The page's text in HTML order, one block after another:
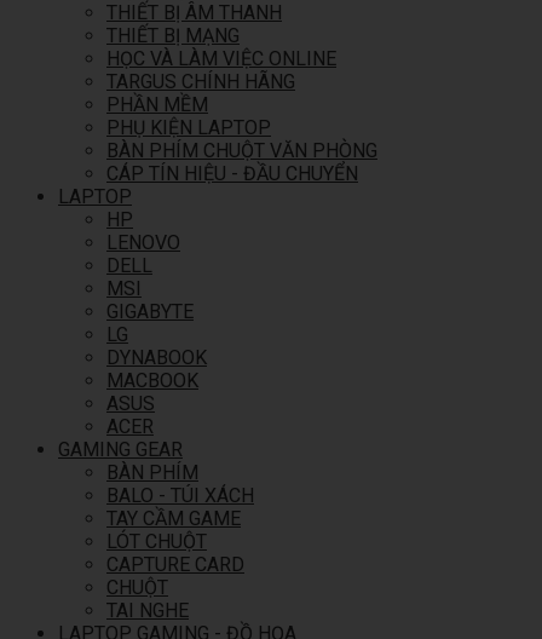
THIẾT BỊ ÂM THANH
THIẾT BỊ MẠNG
HỌC VÀ LÀM VIỆC ONLINE
TARGUS CHÍNH HÃNG
PHẦN MỀM
PHỤ KIỆN LAPTOP
BÀN PHÍM CHUỘT VĂN PHÒNG
CÁP TÍN HIỆU - ĐẦU CHUYỂN
LAPTOP
HP
LENOVO
DELL
MSI
GIGABYTE
LG
DYNABOOK
MACBOOK
ASUS
ACER
GAMING GEAR
BÀN PHÍM
BALO - TÚI XÁCH
TAY CẦM GAME
LÓT CHUỘT
CAPTURE CARD
CHUỘT
TAI NGHE
LAPTOP GAMING - ĐỒ HỌA